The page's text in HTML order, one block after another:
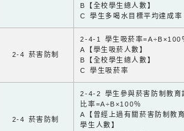
B【全校學生總人數】
C 學生多喝水目標平均達成率
2-4 菸害防制
2-4-1 學生吸菸率=A÷B×100
A【學生吸菸人數】
B【全校學生總人數】
C 學生吸菸率
2-4 菸害防制
2-4-2 學生參與菸害防制教育
比率=A÷B×100％
A【曾經上過有關菸害防制教
學生人數】